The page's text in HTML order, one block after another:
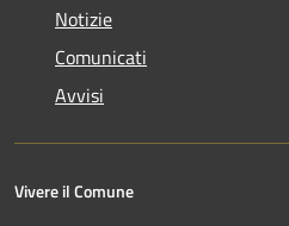
Notizie
Comunicati
Avvisi
Vivere il Comune